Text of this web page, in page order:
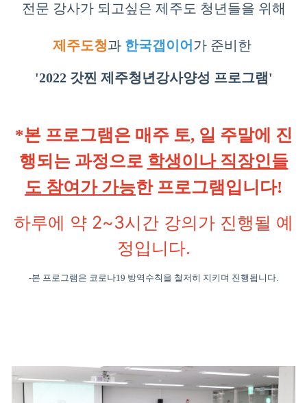
전문 강사가 되고싶은 제주도 청년들을 위해
제주도청과 한국갭이어 가 준비한
'2022 갓찐 제주청년강사양성 프로그램'
*본 프로그램은 매주 토, 일 주말에 진
행되는 과정으로 학생이나 직장인들
도 참여가 가능한 프로그램입니다!
하루에 약 2~3시간 강의가 진행될 예
정입니다.
-본 프로그램은 코로나19 방역수칙을 철저히 지키며 진행됩니다.